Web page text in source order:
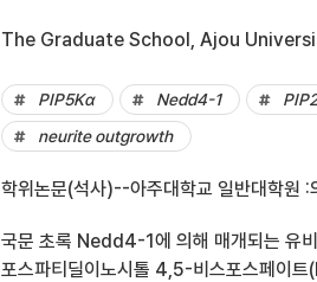
The Graduate School, Ajou
PIP5Kα Nedd4-1 PIP2
neurite outgrowth
학위논문(석사)--아주대학교 일반대학원
국문 초록 Nedd4-1에 의해 매개되는 유
포스파티딜이노시톨 4,5-비스포스페이